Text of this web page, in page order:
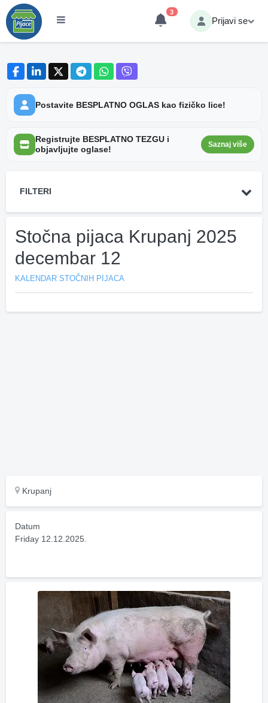
3
Prijavi se
Postavite BESPLATNO OGLAS kao fizičko lice!
Registrujte BESPLATNO TEZGU i
objavljujte oglase!
Saznaj više
FILTERI
Stočna pijaca Krupanj 2025
decembar 12
KALENDAR STOČNIH PIJACA
Krupanj
Datum
Friday 12.12.2025.